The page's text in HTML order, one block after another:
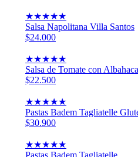
★★★★★
Salsa Napolitana Villa Santos
$24.000
★★★★★
Salsa de Tomate con
$22.500
★★★★★
Pastas Badem Tagliatelle
$30.900
★★★★★
Pastas Badem Tagliatelle